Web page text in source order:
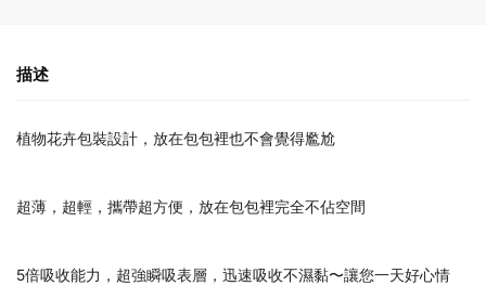
描述
植物花卉包裝設計，放在包包裡也不會覺得尷尬
超薄，超輕，攜帶超方便，放在包包裡完全不佔空間
5倍吸收能力，超強瞬吸表層，迅速吸收不濕黏〜讓您一天好心情